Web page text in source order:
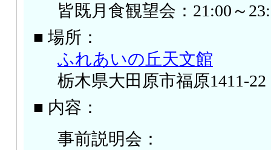
皆既月食観望会：21:00～
■ 場所：
ふれあいの丘天文館
栃木県大田原市福原1411-22
■ 内容：
事前説明会：